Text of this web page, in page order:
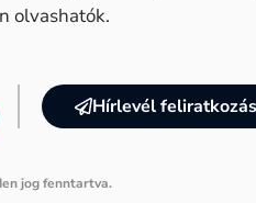
olvashatók.
Hírlevél feliratkozás
jog fenntartva.